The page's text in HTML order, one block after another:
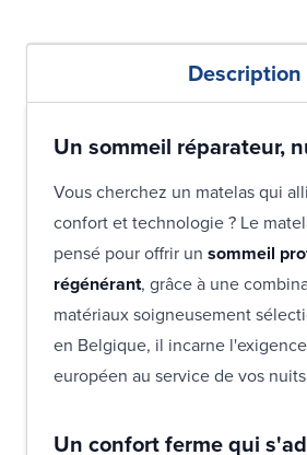
Description
Un sommeil réparateur,
Vous cherchez un matelas qui
confort et technologie ? Le
pensé pour offrir un sommeil
régénérant, grâce à une
matériaux soigneusement
en Belgique, il incarne
européen au service de vos
Un confort ferme qui